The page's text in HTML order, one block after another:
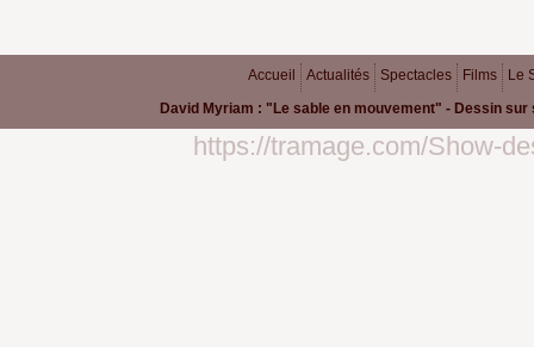
Accueil Actualités Spectacles Films
Le
David Myriam : "Le sable en mouvement" - Dessin sur
https://tramage.com/Show-